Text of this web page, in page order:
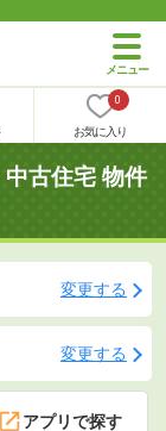
0
お気に入り
古住宅 物件
変更する
変更する
アプリで探す